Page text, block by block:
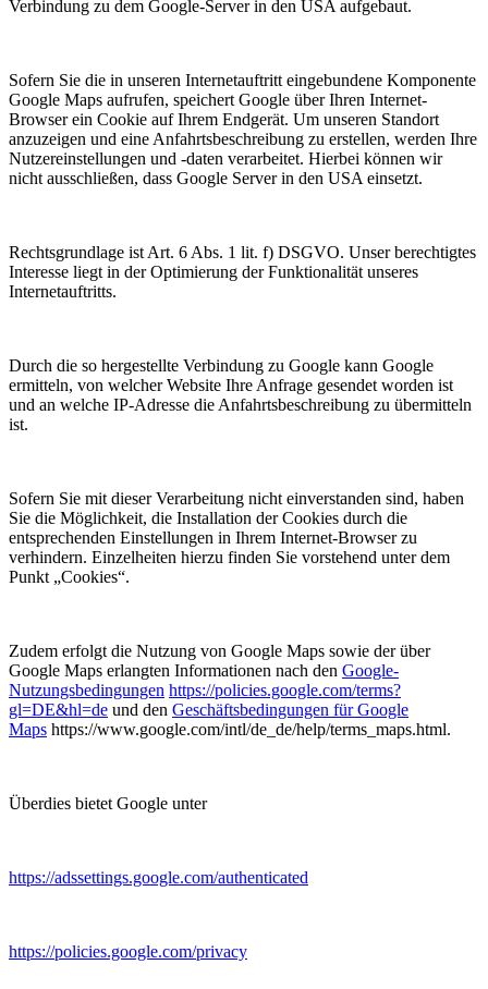
Verbindung zu dem Google-Server in den USA aufgebaut.
Sofern Sie die in unseren Internetauftritt eingebundene Komponente
Google Maps aufrufen, speichert Google über Ihren Internet-
Browser ein Cookie auf Ihrem Endgerät. Um unseren Standort
anzuzeigen und eine Anfahrtsbeschreibung zu erstellen, werden Ihre
Nutzereinstellungen und -daten verarbeitet. Hierbei können wir
nicht ausschließen, dass Google Server in den USA einsetzt.
Rechtsgrundlage ist Art. 6 Abs. 1 lit. f) DSGVO. Unser berechtigtes
Interesse liegt in der Optimierung der Funktionalität unseres
Internetauftritts.
Durch die so hergestellte Verbindung zu Google kann Google
ermitteln, von welcher Website Ihre Anfrage gesendet worden ist
und an welche IP-Adresse die Anfahrtsbeschreibung zu übermitteln
ist.
Sofern Sie mit dieser Verarbeitung nicht einverstanden sind, haben
Sie die Möglichkeit, die Installation der Cookies durch die
entsprechenden Einstellungen in Ihrem Internet-Browser zu
verhindern. Einzelheiten hierzu finden Sie vorstehend unter dem
Punkt „Cookies“.
Zudem erfolgt die Nutzung von Google Maps sowie der über
Google Maps erlangten Informationen nach den Google-
Nutzungsbedingungen https://policies.google.com/terms?
gl=DE&hl=de und den Geschäftsbedingungen für Google
Maps https://www.google.com/intl/de_de/help/terms_maps.html.
Überdies bietet Google unter
https://adssettings.google.com/authenticated
https://policies.google.com/privacy